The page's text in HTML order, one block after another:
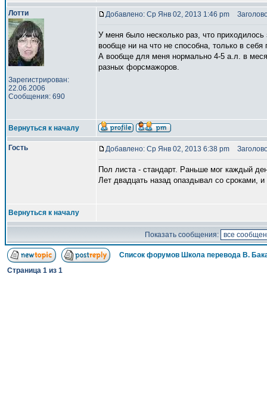
Лотти
Зарегистрирован:
22.06.2006
Сообщения: 690
Добавлено: Ср Янв 02, 2013 1:46 pm
У меня было несколько раз, что
вообще ни на что не способна, только в себя
А вообще для меня нормально 4-5 а.л. в
разных форсмажоров.
Вернуться к началу
Гость Добавлено: Ср Янв 02, 2013 6:38 pm
Пол листа - стандарт. Раньше мог каждый
Лет двадцать назад опаздывал со сроками,
Вернуться к началу
Показать сообщения:
Список форумов Школа перевода В.
Страница 1 из 1